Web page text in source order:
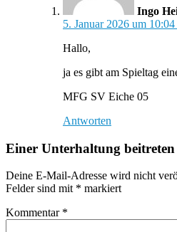
Ingo
5. Januar 2026 um
Hallo,
ja es gibt am Spieltag
MFG SV Eiche 05
Antworten
Einer Unterhaltung beitreten
Deine E-Mail-Adresse wird nicht
Felder sind mit * markiert
Kommentar *